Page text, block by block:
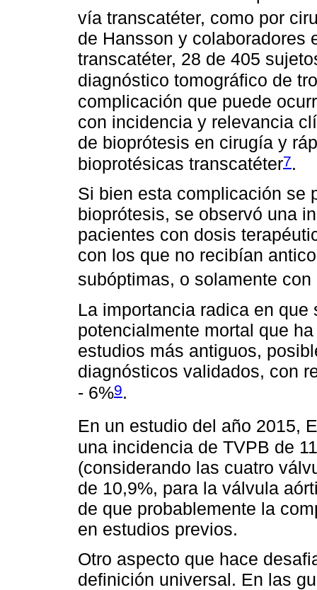
vía transcatéter, como por
de Hansson y colaboradores
transcatéter, 28 de 405
diagnóstico tomográfico de
complicación que puede
con incidencia y relevancia
de bioprótesis en cirugía y
bioprotésicas transcatéter7.
Si bien esta complicación se
bioprótesis, se observó una
pacientes con dosis
con los que no recibían
subóptimas, o solamente
La importancia radica en
potencialmente mortal que
estudios más antiguos,
diagnósticos validados, con
- 6%9.
En un estudio del año 2015,
una incidencia de TVPB de
(considerando las cuatro
de 10,9%, para la válvula
de que probablemente la
en estudios previos.
Otro aspecto que hace
definición universal. En las